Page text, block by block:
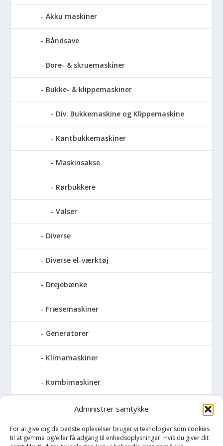
Administrer samtykke
For at give dig de bedste oplevelser bruger vi teknologier som cookies
til at gemme og/eller få adgang til enhedsoplysninger. Hvis du giver dit
Akku maskiner
Båndsave
Bore- & skruemaskiner
Bukke- & klippemaskiner
Div. Bukkemaskine og Klippemaskine
Kantbukkemaskiner
Maskinsakse
Rørbukkere
Valser
Diverse
Diverse el-værktøj
Drejebænke
Fræsemaskiner
Generatorer
Klimamaskiner
Kombimaskiner
Kompressor
Pressemaskiner